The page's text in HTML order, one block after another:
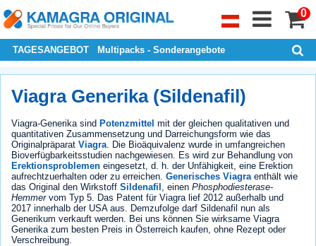
0
TAGESANGEBOT Multipacks - Sonderangebote
Viagra Generika (Sildenafil)
Viagra-Generika sind Potenzmittel mit der gleichen qualitativen und
quantitativen Zusammensetzung und Darreichungsform wie das
Originalpräparat Viagra. Die Bioäquivalenz wurde in umfangreichen
Bioverfügbarkeitsstudien nachgewiesen. Es wird zur Behandlung von
Erektionsproblemen eingesetzt, d. h. der Unfähigkeit, eine Erektion
aufrechtzuerhalten oder zu erreichen. Generisches Viagraenthält wie
das Original den Wirkstoff Sildenafil , einen Phosphodiesterase-
Hemmervom Typ 5. Das Patent für Viagra lief 2012 außerhalb und
2017 innerhalb der USA aus. Demzufolge darf Sildenafil nun als
Generikum verkauft werden. Bei uns können Sie wirksame Viagra
Generika zum besten Preis in Österreich kaufen, ohne Rezept oder
Verschreibung.